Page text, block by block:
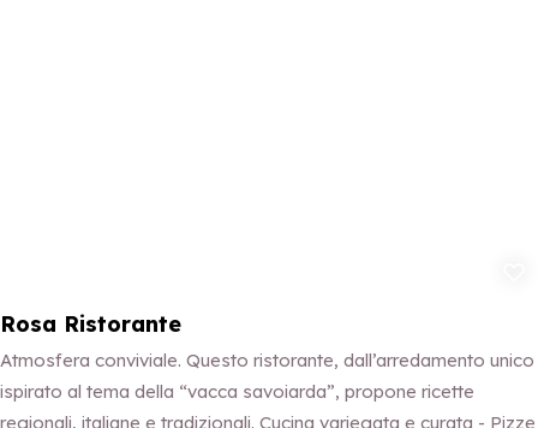
Rosa Ristorante
Atmosfera conviviale. Questo ristorante, dall’arredamento unico
ispirato al tema della “vacca savoiarda”, propone ricette
regionali, italiane e tradizionali. Cucina variegata e curata - Pizze